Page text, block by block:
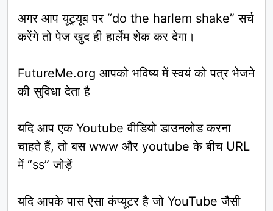
अगर आप यूट्यूब पर “do the harlem shake” सर्च
करेंगे तो पेज खुद ही हार्लेम शेक कर देगा।
FutureMe.org आपको भविष्य में स्वयं को पत्र भेजने
की सुविधा देता है
यदि आप एक Youtube वीडियो डाउनलोड करना
चाहते हैं, तो बस www और youtube के बीच URL
में “ss” जोड़ें
यदि आपके पास ऐसा कंप्यूटर है जो YouTube जैसी